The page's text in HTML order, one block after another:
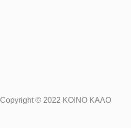
Copyright © 2022 ΚΟΙΝΟ ΚΑΛΟ